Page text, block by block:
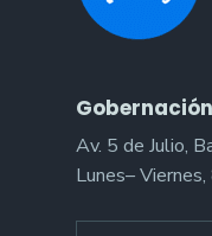
Av. 5 de Julio,
Lunes–